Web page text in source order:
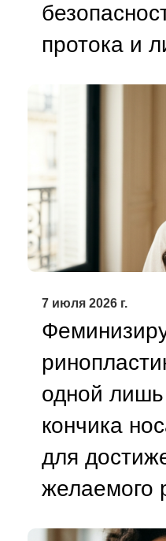
протока и
7 июля 2026 г.
одной
кончика
для
желаемого